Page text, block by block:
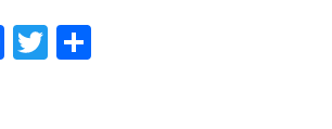
F
a
T
w